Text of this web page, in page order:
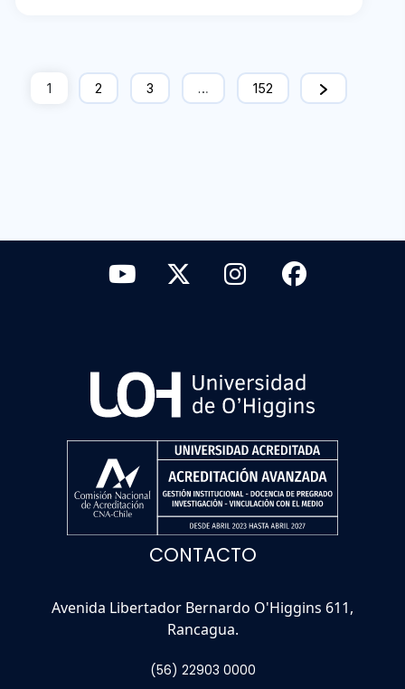
1 2 3 … 152
CONTACTO
Avenida Libertador Bernardo O'Higgins 611,
Rancagua.
(56) 22903 0000